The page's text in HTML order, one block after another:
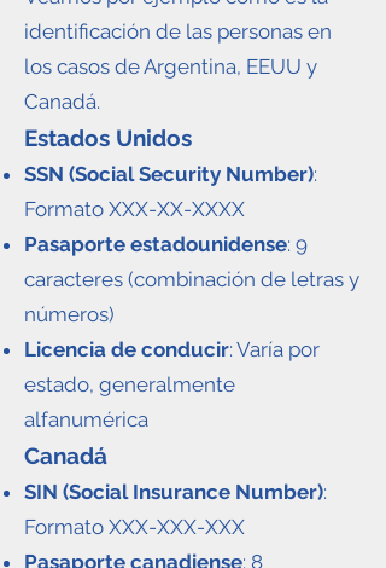
identificación de las personas en
los casos de Argentina, EEUU y
Canadá.
Estados Unidos
SSN (Social Security Number):
Formato XXX-XX-XXXX
Pasaporte estadounidense: 9
caracteres (combinación de letras y
números)
Licencia de conducir: Varía por
estado, generalmente
alfanumérica
Canadá
SIN (Social Insurance Number):
Formato XXX-XXX-XXX
Pasaporte canadiense: 8